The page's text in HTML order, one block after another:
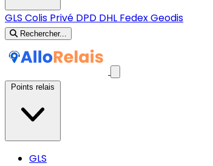
GLS Colis Privé DPD DHL FedexGeodis
Rechercher...
GLS